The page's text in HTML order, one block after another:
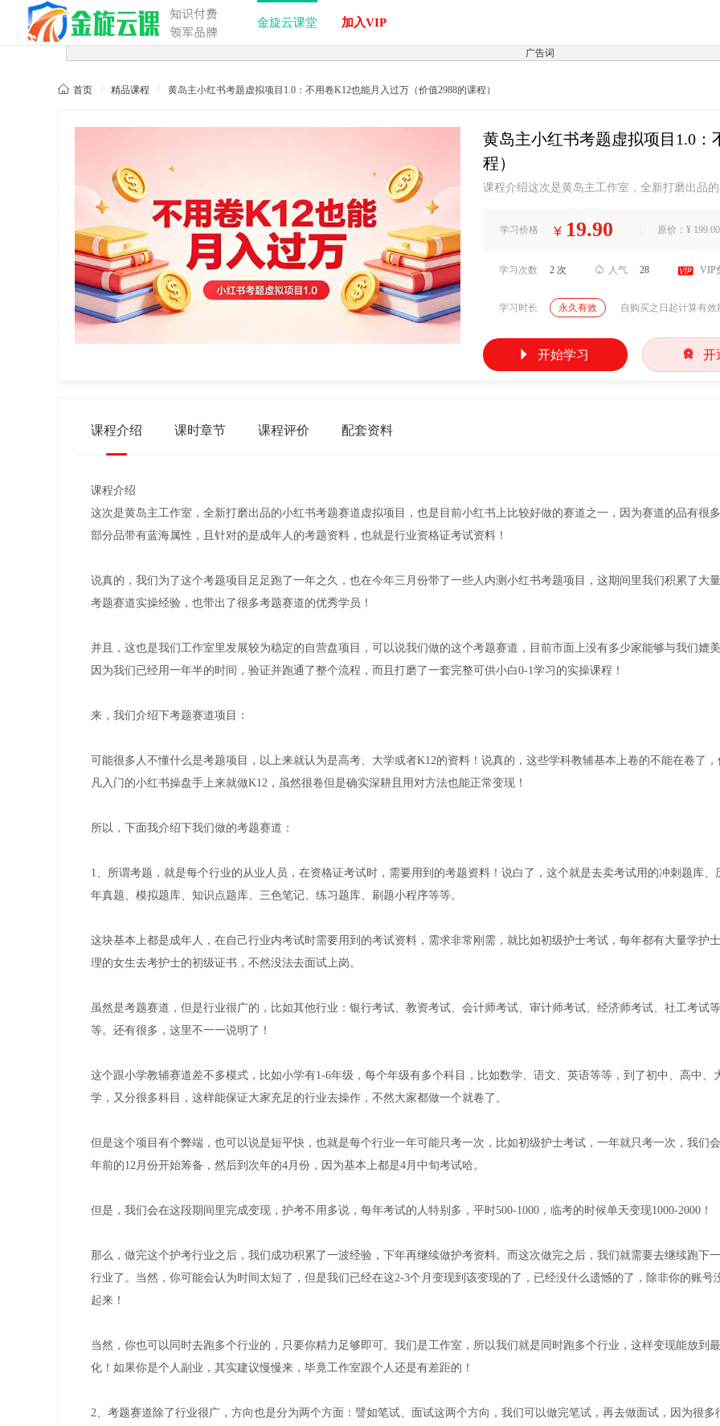
金旋云课堂 加入VIP
广告词
 首页 / 精品课程 / 黄岛主小红书考题虚拟项目1.0：不用卷K12也能月入过万（价值2988的课程）
黄岛主小红书考题虚拟项目1.0：
程）
课程介绍这次是黄岛主工作室，全新打磨出品
证考试资料！说真的，我们为了这个考题项目
学习价格 ¥ 19.90 原价：¥ 199.00
学习次数 2 次  人气 28  VIP
学习时长 永久有效 自购买之日起计算有效
 开始学习  开
课程介绍 课时章节 课程评价 配套资料
课程介绍
这次是黄岛主工作室，全新打磨出品的小红书考题赛道虚拟项目，也是目前小红书上比较好做的赛道之一，因为赛道的品有很多
部分品带有蓝海属性，且针对的是成年人的考题资料，也就是行业资格证考试资料！
说真的，我们为了这个考题项目足足跑了一年之久，也在今年三月份带了一些人内测小红书考题项目，这期间里我们积累了大
考题赛道实操经验，也带出了很多考题赛道的优秀学员！
并且，这也是我们工作室里发展较为稳定的自营盘项目，可以说我们做的这个考题赛道，目前市面上没有多少家能够与我们媲美
因为我们已经用一年半的时间，验证并跑通了整个流程，而且打磨了一套完整可供小白0-1学习的实操课程！
来，我们介绍下考题赛道项目：
可能很多人不懂什么是考题项目，以上来就认为是高考、大学或者K12的资料！说真的，这些学科教辅基本上卷的不能在卷了，
凡入门的小红书操盘手上来就做K12，虽然很卷但是确实深耕且用对方法也能正常变现！
所以，下面我介绍下我们做的考题赛道：
1、所谓考题，就是每个行业的从业人员，在资格证考试时，需要用到的考题资料！说白了，这个就是去卖考试用的冲刺题库、
年真题、模拟题库、知识点题库、三色笔记、练习题库、刷题小程序等等。
这块基本上都是成年人，在自己行业内考试时需要用到的考试资料，需求非常刚需，就比如初级护士考试，每年都有大量学护
理的女生去考护士的初级证书，不然没法去面试上岗。
虽然是考题赛道，但是行业很广的，比如其他行业：银行考试、教资考试、会计师考试、审计师考试、经济师考试、社工考试等
等。还有很多，这里不一一说明了！
这个跟小学教辅赛道差不多模式，比如小学有1-6年级，每个年级有多个科目，比如数学、语文、英语等等，到了初中、高中、
学，又分很多科目，这样能保证大家充足的行业去操作，不然大家都做一个就卷了。
但是这个项目有个弊端，也可以说是短平快，也就是每个行业一年可能只考一次，比如初级护士考试，一年就只考一次，我们
年前的12月份开始筹备，然后到次年的4月份，因为基本上都是4月中旬考试哈。
但是，我们会在这段期间里完成变现，护考不用多说，每年考试的人特别多，平时500-1000，临考的时候单天变现1000-2000！
那么，做完这个护考行业之后，我们成功积累了一波经验，下年再继续做护考资料。而这次做完之后，我们就需要去继续跑下
行业了。当然，你可能会认为时间太短了，但是我们已经在这2-3个月变现到该变现的了，已经没什么遗憾的了，除非你的账号
起来！
当然，你也可以同时去跑多个行业的，只要你精力足够即可。我们是工作室，所以我们就是同时跑多个行业，这样变现能放到
化！如果你是个人副业，其实建议慢慢来，毕竟工作室跟个人还是有差距的！
2、考题赛道除了行业很广，方向也是分为两个方面：譬如笔试、面试这两个方向，我们可以做完笔试，再去做面试，因为很多